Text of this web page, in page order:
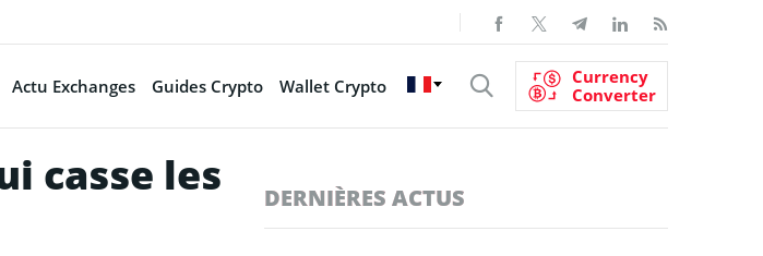
Actu Exchanges Guides Crypto Wallet Crypto
Currency
Converter
casse les
DERNIÈRES ACTUS